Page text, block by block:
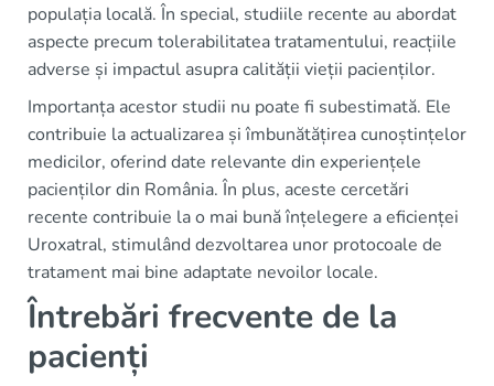
populația locală. În special, studiile recente au abordat
aspecte precum tolerabilitatea tratamentului, reacțiile
adverse și impactul asupra calității vieții pacienților.
Importanța acestor studii nu poate fi subestimată. Ele
contribuie la actualizarea și îmbunătățirea cunoștințelor
medicilor, oferind date relevante din experiențele
pacienților din România. În plus, aceste cercetări
recente contribuie la o mai bună înțelegere a eficienței
Uroxatral, stimulând dezvoltarea unor protocoale de
tratament mai bine adaptate nevoilor locale.
Întrebări frecvente de la
pacienți